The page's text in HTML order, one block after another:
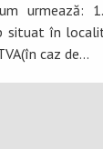
urmează:
situat în
caz de...